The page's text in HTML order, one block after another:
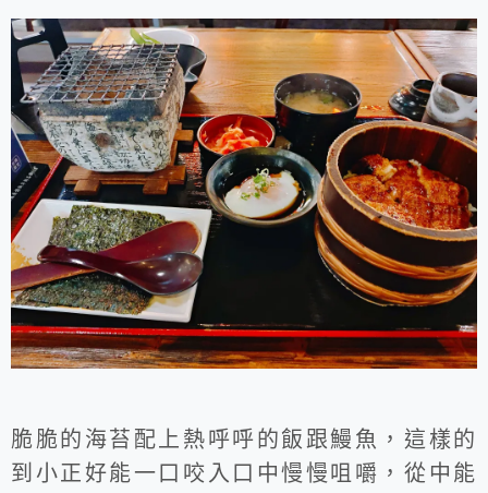
脆脆的海苔配上熱呼呼的飯跟鰻魚，這樣的
到小正好能一口咬入口中慢慢咀嚼，從中能